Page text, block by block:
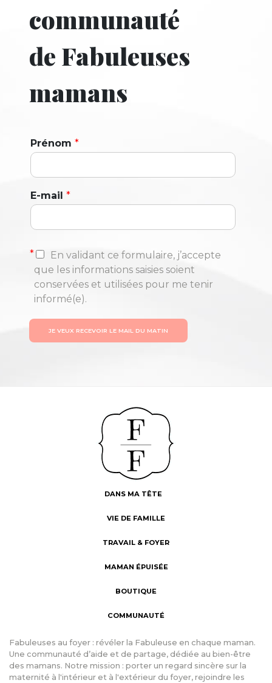
communauté
de Fabuleuses
mamans
Prénom *
E-mail *
*
En validant ce formulaire, j’accepte
que les informations saisies soient
conservées et utilisées pour me tenir
informé(e).
JE VEUX RECEVOIR LE MAIL DU MATIN
DANS MA TÊTE
VIE DE FAMILLE
TRAVAIL & FOYER
MAMAN ÉPUISÉE
BOUTIQUE
COMMUNAUTÉ
Fabuleuses au foyer : révéler la Fabuleuse en chaque maman.
Une communauté d’aide et de partage, dédiée au bien-être
des mamans. Notre mission : porter un regard sincère sur la
maternité à l'intérieur et à l'extérieur du foyer, rejoindre les